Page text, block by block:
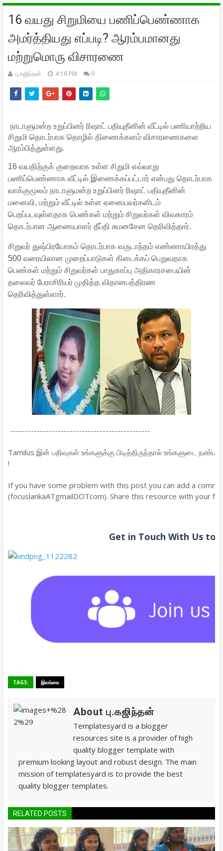
16 வயது சிறுமியை பணிப்பெண்ணாக
அமர்த்தியது எப்படி? ஆரம்பமானது
மற்றுமொரு விசாரணை
பு.கஜிந்தன் 4:16 PM 0
நாடாளுமன்ற உறுப்பினர் ரிஷாட் பதியுதீனின் வீட்டில் பணியாற்றிய
சிறுமி தொடர்பாக தொழில் திணைக்களம் விசாரணைகளை
ஆரம்பித்துள்ளது.
16 வயதிற்குக் குறைவாக உள்ள சிறுமி எவ்வாறு
பணிப்பெண்ணாக வீட்டில் இணைக்கப்பட்டார் என்பது தொடர்பாக
வாக்குமூலம் நாடாளுமன்ற உறுப்பினர் ரிஷாட் பதியுதீனின்
மனைவி, மற்றும் வீட்டில் உள்ள ஏனையவர்களிடம்
பெறப்படவுள்ளதாக பெண்கள் மற்றும் சிறுவர்கள் விவகாரம்
தொடர்பான ஆணையாளர் தீப்தி சுமனசேன தெரிவித்தார்.
சிறுவர் துஷ்பிரயோகம் தொடர்பாக வருடாந்தம் எண்ணாயிரத்து
500 வரையிலான முறைப்பாடுகள் கிடைக்கப் பெறுவதாக
பெண்கள் மற்றும் சிறுவர்கள் பாதுகாப்பு அதிகாரசபையின்
தலைவர் பேராசிரியர் முதித்த விதானபத்திரண
தெரிவித்துள்ளார்.
-----------------------------------------------
Tamilus இன் பதிவுகள் உங்களுக்கு பிடித்திருந்தால் உங்களுடை
!
If you have some problem with this post you can add a
(focuslankaATgmailDOTcom). Share this resource with your
Get in Touch With Us to
TAGS: இலங்கை
About பு.கஜிந்தன்
Templatesyard is a blogger
resources site is a provider of high
quality blogger template with
premium looking layout and robust design. The main
mission of templatesyard is to provide the best
quality blogger templates.
RELATED POSTS